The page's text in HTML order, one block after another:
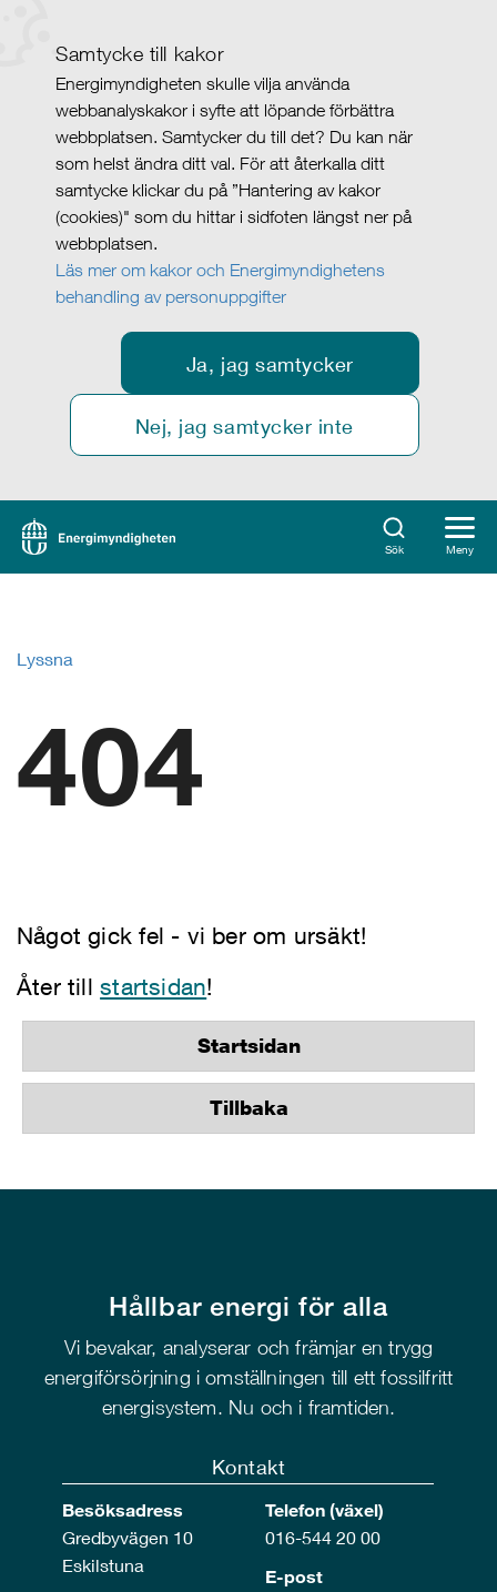
Samtycke till kakor
Energimyndigheten skulle vilja använda
webbanalyskakor i syfte att löpande förbättra
webbplatsen. Samtycker du till det? Du kan när
som helst ändra ditt val. För att återkalla ditt
samtycke klickar du på ”Hantering av kakor
(cookies)" som du hittar i sidfoten längst ner på
webbplatsen.
Läs mer om kakor och Energimyndighetens
behandling av personuppgifter
Ja, jag samtycker
Nej, jag samtycker inte
Sök Meny
Lyssna
404
Något gick fel - vi ber om ursäkt!
Åter tillstartsidan!
Startsidan
Tillbaka
Hållbar energi för alla
Vi bevakar, analyserar och främjar en trygg
energiförsörjning i omställningen till ett fossilfritt
energisystem. Nu och i framtiden.
Kontakt
Besöksadress
Gredbyvägen 10
Eskilstuna
Telefon (växel)
016-544 20 00
E-post